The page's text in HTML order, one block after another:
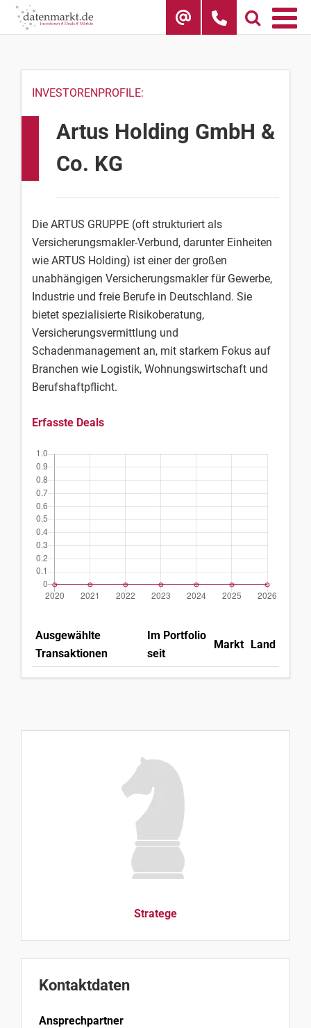
Skip
INVESTORENPROFILE:
Artus Holding GmbH &
Co. KG
Die ARTUS GRUPPE (oft strukturiert als
Versicherungsmakler-Verbund, darunter Einheiten
wie ARTUS Holding) ist einer der großen
unabhängigen Versicherungsmakler für Gewerbe,
Industrie und freie Berufe in Deutschland. Sie
bietet spezialisierte Risikoberatung,
Versicherungsvermittlung und
Schadenmanagement an, mit starkem Fokus auf
Branchen wie Logistik, Wohnungswirtschaft und
Berufshaftpflicht.
Erfasste Deals
Ausgewählte
Transaktionen
Im Portfolio
seit
Markt Land
Stratege
Kontaktdaten
Ansprechpartner